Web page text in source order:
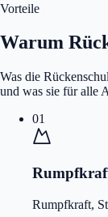
Vorteile
Warum
Was die
und was sie für alle
01
Rumpfkraft,